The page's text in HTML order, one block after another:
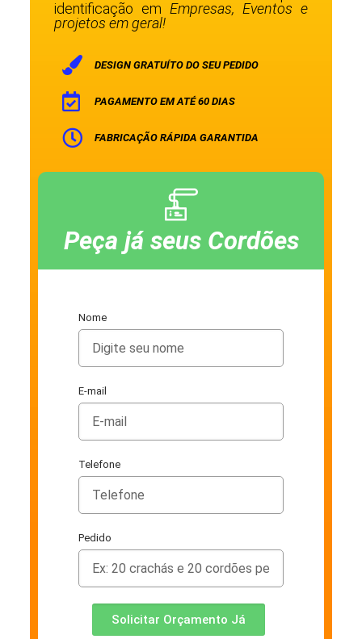
identificação em Empresas, Eventos e
projetos em geral!
DESIGN GRATUÍTO DO SEU PEDIDO
PAGAMENTO EM ATÉ 60 DIAS
FABRICAÇÃO RÁPIDA GARANTIDA
Peça já seus Cordões
Nome
E-mail
Telefone
Pedido
Solicitar Orçamento Já